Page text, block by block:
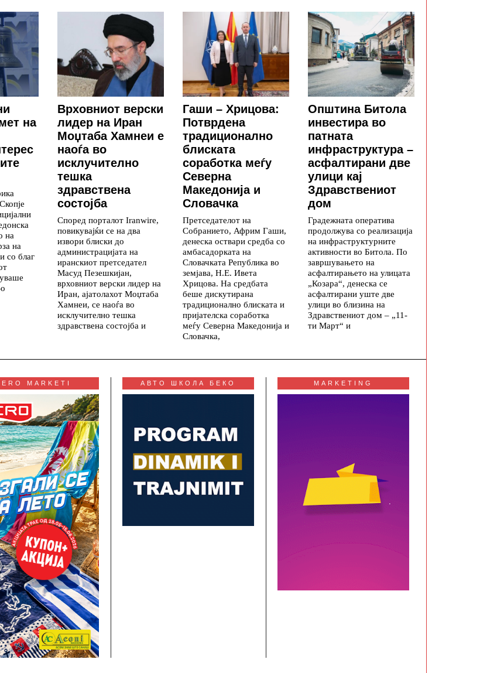
на
на
на
со благ
Врховниот верски
лидер на Иран
Моџтаба Хамнеи е
наоѓа во
исклучително
тешка
здравствена
состојба
Според порталот Iranwire,
повикувајќи се на два
извори блиски до
администрацијата на
иранскиот претседател
Масуд Пезешкијан,
врховниот верски лидер на
Иран, ајатолахот Моџтаба
Хамнеи, се наоѓа во
исклучително тешка
здравствена состојба и
Гаши – Хрицова:
Потврдена
традиционално
блиската
соработка меѓу
Северна
Македонија и
Словачка
Претседателот на
Собранието, Африм Гаши,
денеска оствари средба со
амбасадорката на
Словачката Република во
земјава, Н.Е. Ивета
Хрицова. На средбата
беше дискутирана
традиционално блиската и
пријателска соработка
меѓу Северна Македонија и
Словачка,
Општина Битола
инвестира во
патната
инфраструктура –
асфалтирани две
улици кај
Здравствениот
дом
Градежната оператива
продолжува со реализација
на инфраструктурните
активности во Битола. По
завршувањето на
асфалтирањето на улицата
„Козара“, денеска се
асфалтирани уште две
улици во близина на
Здравствениот дом – „11-
ти Март“ и
MARKETI АВТО ШКОЛА БЕКО MARKETING